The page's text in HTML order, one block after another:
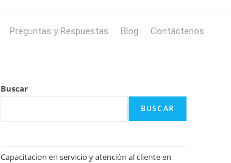
Preguntas y Respuestas Blog Contáctenos
Buscar
BUSCAR
Capacitacion en servicio y atención al cliente en